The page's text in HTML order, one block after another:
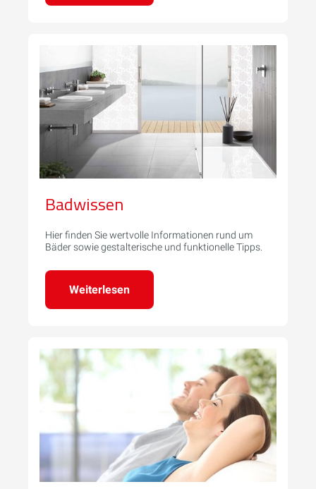
Badwissen
Hier finden Sie wertvolle Informationen rund um
Bäder sowie gestalterische und funktionelle Tipps.
Weiterlesen